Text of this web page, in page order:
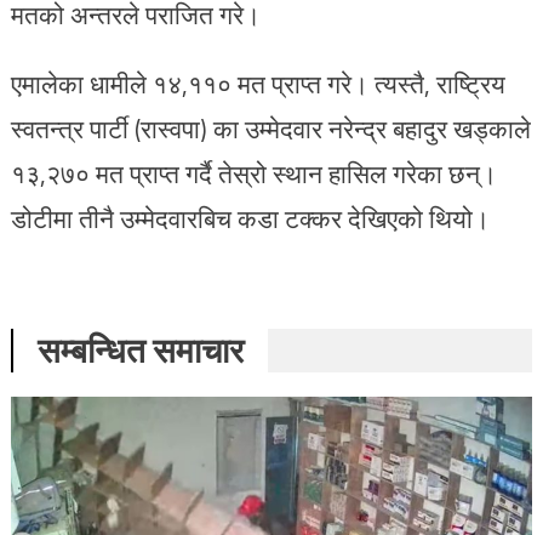
मतको अन्तरले पराजित गरे।
एमालेका धामीले १४,११० मत प्राप्त गरे। त्यस्तै, राष्ट्रिय
स्वतन्त्र पार्टी (रास्वपा) का उम्मेदवार नरेन्द्र बहादुर खड्काले
१३,२७० मत प्राप्त गर्दै तेस्रो स्थान हासिल गरेका छन्।
डोटीमा तीनै उम्मेदवारबिच कडा टक्कर देखिएको थियो।
सम्बन्धित समाचार